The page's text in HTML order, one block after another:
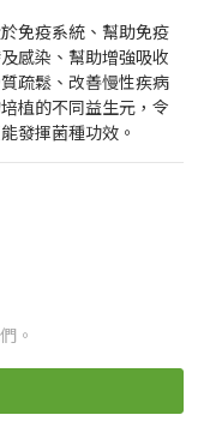
免疫系統、幫助免疫
感染、幫助增強吸收
疏鬆、改善慢性疾病
植的不同益生元，令
發揮菌種功效。
。